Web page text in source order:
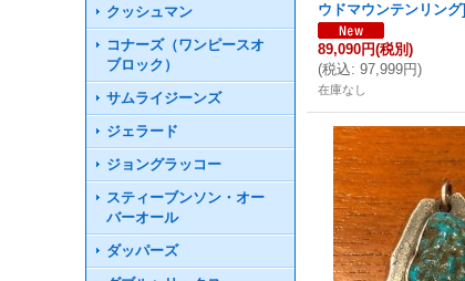
クッシュマン
コナーズ（ワンピースオ
ブロック）
サムライジーンズ
ジェラード
ジョングラッコー
スティーブンソン・オー
バーオール
ダッパーズ
ウドマウンテンリング]
89,090円(税別)
(税込: 97,999円)
在庫なし